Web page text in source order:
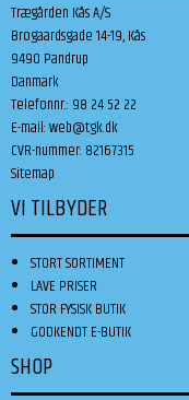
Trægården Kås A/S
Brogaardsgade 14-19, Kås
9490 Pandrup
Danmark
Telefonnr.: 98 24 52 22
E-mail:web@tgk.dk
CVR-nummer: 82167315
Sitemap
VI TILBYDER
STORT SORTIMENT
LAVE PRISER
STOR FYSISK BUTIK
GODKENDT E-BUTIK
SHOP